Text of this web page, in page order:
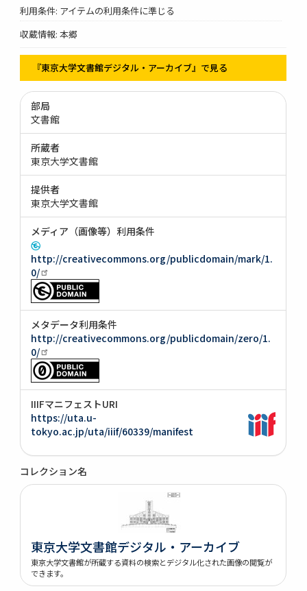
利用条件: アイテムの利用条件に準じる
収蔵情報: 本郷
『東京大学文書館デジタル・アーカイブ』で見る
部局
文書館
所蔵者
東京大学文書館
提供者
東京大学文書館
メディア（画像等）利用条件
http://creativecommons.org/publicdomain/mark/1.
0/
メタデータ利用条件
http://creativecommons.org/publicdomain/zero/1.
0/
IIIFマニフェストURI
https://uta.u-
tokyo.ac.jp/uta/iiif/60339/manifest
コレクション名
東京大学文書館デジタル・アーカイブ
東京大学文書館が所蔵する資料の検索とデジタル化された画像の閲覧が
できます。